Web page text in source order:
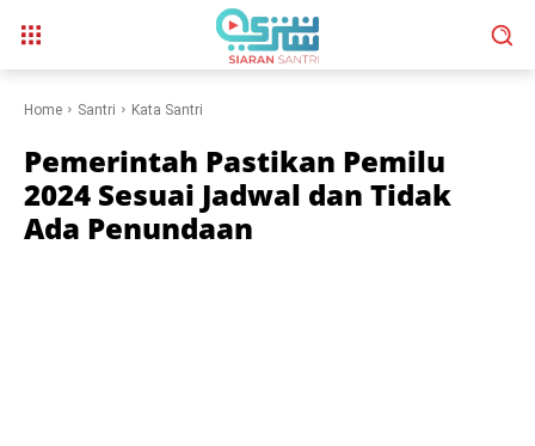
Home Santri Kata Santri
Pemerintah Pastikan Pemilu
2024 Sesuai Jadwal dan Tidak
Ada Penundaan